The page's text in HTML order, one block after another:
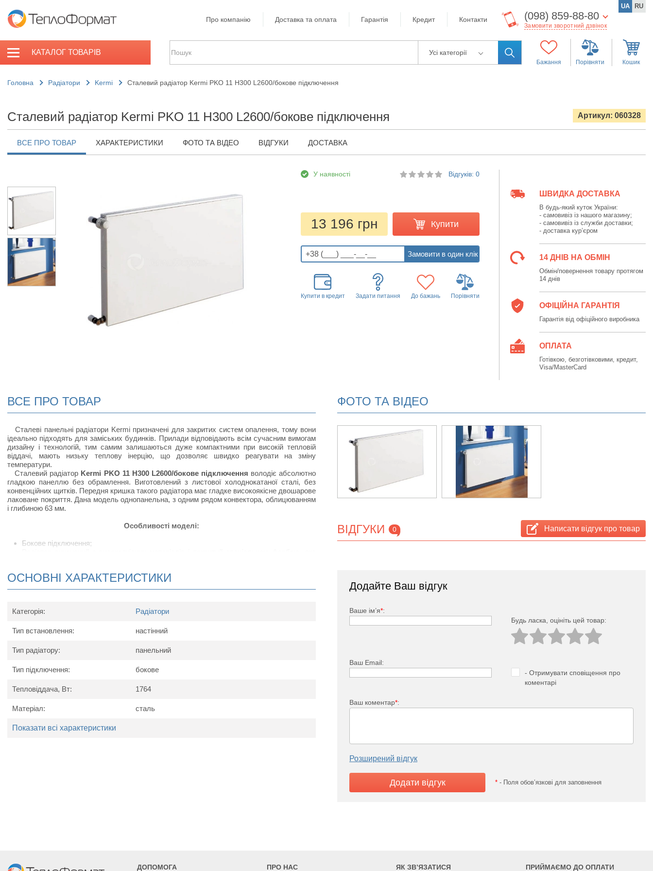
Про компанію Доставка та оплата Гарантія Кредит Контакти (098) 859-88-80
Замовити зворотний дзвінок
UA RU
КАТАЛОГ ТОВАРІВ Усі категорії
Бажання Порівняти Кошик
Головна Радіатори Kermi Сталевий радіатор Kermi PKO 11 H300 L2600/бокове підключення
Сталевий радіатор Kermi PKO 11 H300 L2600/бокове підключення Артикул: 060328
ВСЕ ПРО ТОВАР ХАРАКТЕРИСТИКИ ФОТО ТА ВІДЕО ВІДГУКИ ДОСТАВКА
У наявності Відгуків: 0
13 196 грн Купити
Купити в кредит Задати питання До бажань Порівняти
ШВИДКА ДОСТАВКА
В будь-який куток України:
- самовивіз із нашого магазину;
- самовивіз із служби доставки;
- доставка кур’єром
14 ДНІВ НА ОБМІН
Обмін/повернення товару протягом
14 днів
ОФІЦІЙНА ГАРАНТІЯ
Гарантія від офіційного виробника
ОПЛАТА
Готівкою, безготівковими, кредит,
Visa/MasterCard
ВСЕ ПРО ТОВАР
Сталеві панельні радіатори Kermi призначені для закритих систем опалення, тому вони
ідеально підходять для заміських будинків. Прилади відповідають всім сучасним вимогам
дизайну і технологій, тим самим залишаються дуже компактними при високій тепловій
віддачі, мають низьку теплову інерцію, що дозволяє швидко реагувати на зміну
температури.
Сталевий радіатор Kermi PKO 11 H300 L2600/бокове підключення володіє абсолютно
гладкою панеллю без обрамлення. Виготовлений з листової холоднокатаної сталі, без
конвенційних щитків. Передня кришка такого радіатора має гладке високоякісне двошарове
лаковане покриття. Дана модель однопанельна, з одним рядом конвектора, облицюванням
і глибиною 63 мм.
Особливості моделі:
Бокове підключення;
своєрідних П-подібних виступів, набагато збільшують конвенцію повітряних потоків в
Технічні характеристики
Найменування
Од. вим.
ОСНОВНІ ХАРАКТЕРИСТИКИ
Категорія: Радіатори
Тип встановлення: настінний
Тип радіатору: панельний
Тип підключення: бокове
Тепловіддача, Вт: 1764
Матеріал: сталь
Показати всі характеристики
ФОТО ТА ВІДЕО
ВІДГУКИ 0 Написати відгук про товар
Додайте Ваш відгук
Ваше ім’я*:
Будь ласка, оцініть цей товар:
Ваш Email:
- Отримувати сповіщення про
коментарі
Ваш коментар*:
Розширений відгук
* - Поля обов’язкові для заповнення
ДОПОМОГА ПРО НАС ЯК ЗВ’ЯЗАТИСЯ ПРИЙМАЄМО ДО ОПЛАТИ